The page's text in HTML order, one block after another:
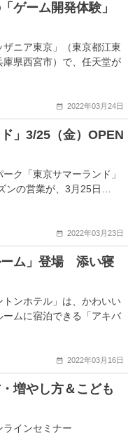
ゲーム開発体験」
ニア東京」（東京都江東
県西宮市）で、任天堂が
2022年03月24日
」3/25（金）OPEN
ク「東京サマーランド」
ンの営業が、3月25日…
2022年03月23日
ーム」登場 添い寝
ンホテル」は、かわいい
ムに宿泊できる「アキバ
2022年03月16日
増やし方＆こども
インセミナー